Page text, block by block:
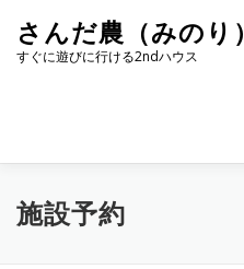
キ
さんだ農（みのり
すぐに遊びに行ける2ndハウス
施設予約